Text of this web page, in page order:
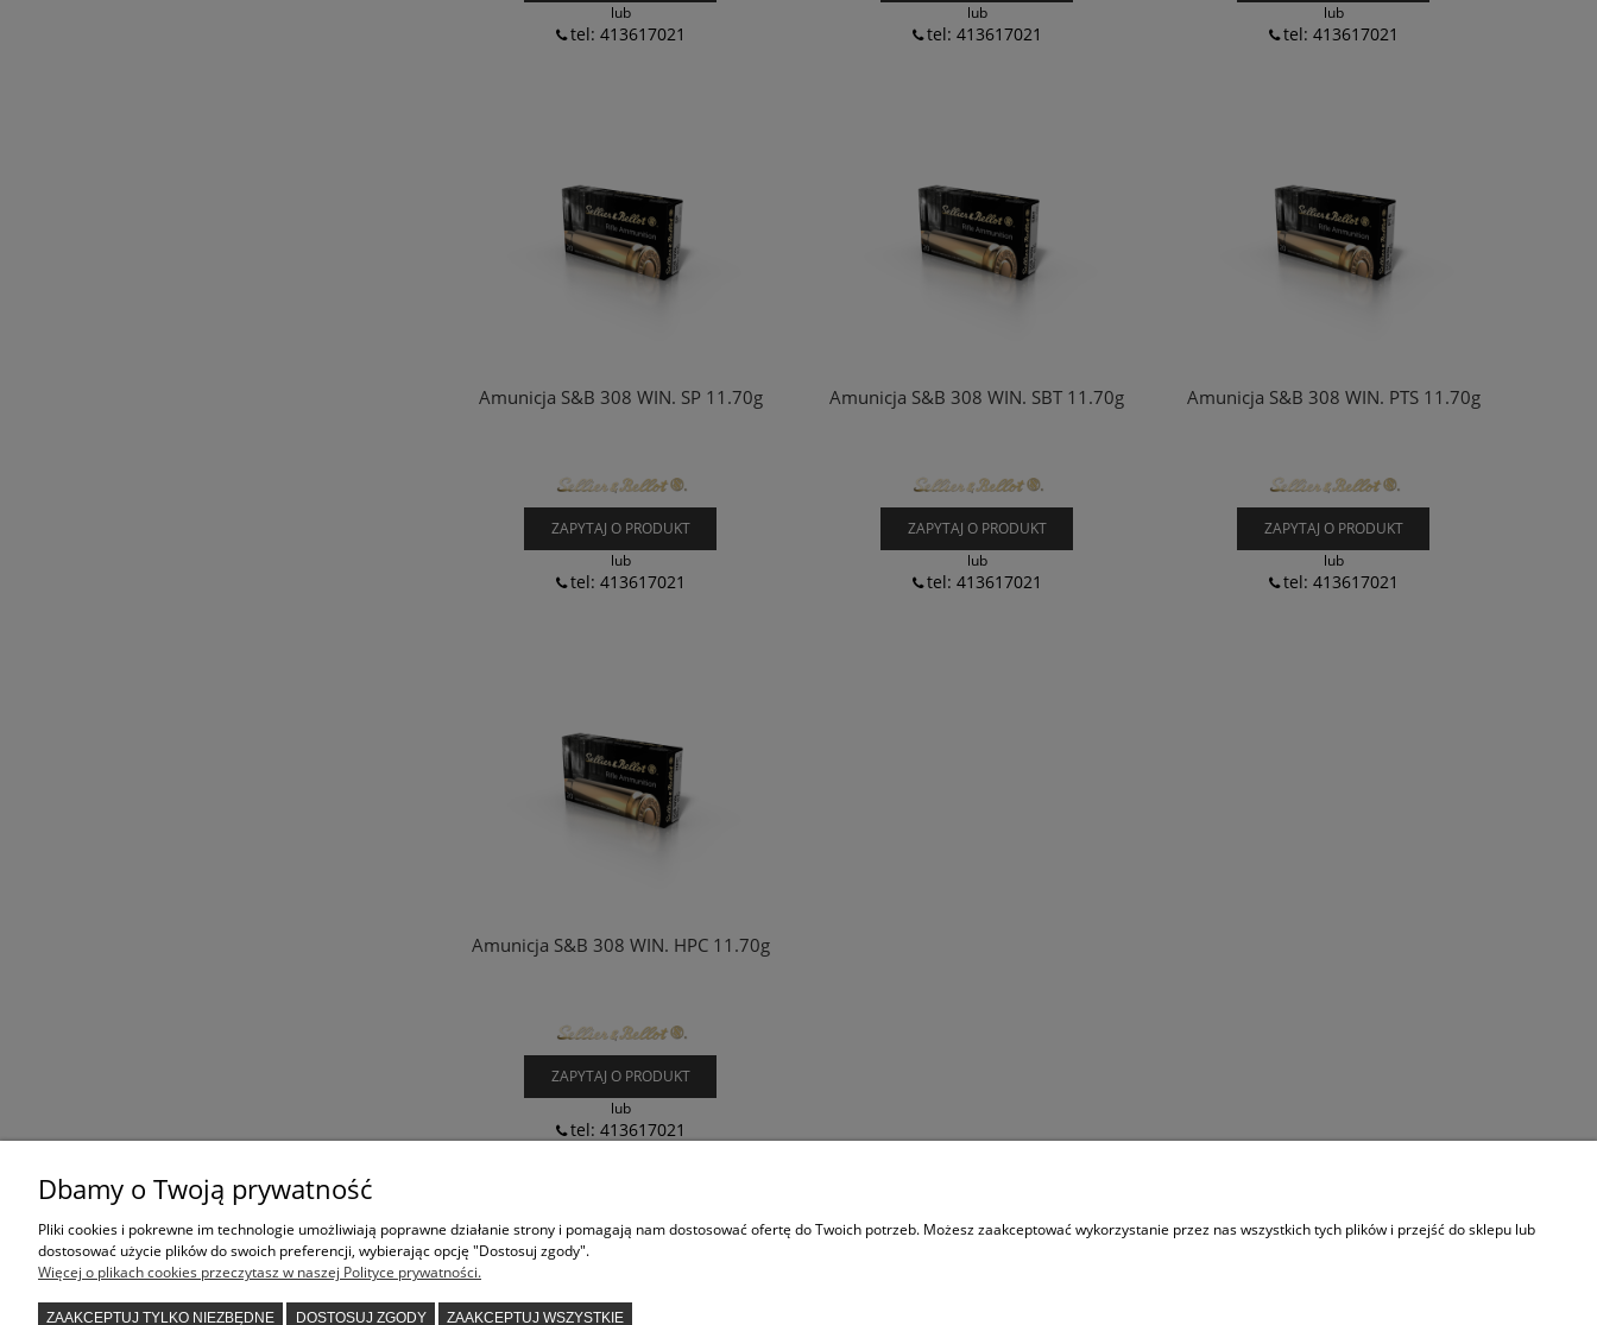
lub
tel: 413617021
lub
tel: 413617021
lub
tel: 413617021
Amunicja S&B 308 WIN. SP 11.70g
ZAPYTAJ O PRODUKT
lub
tel: 413617021
Amunicja S&B 308 WIN. SBT 11.70g
ZAPYTAJ O PRODUKT
lub
tel: 413617021
Amunicja S&B 308 WIN. PTS 11.70g
ZAPYTAJ O PRODUKT
lub
tel: 413617021
Amunicja S&B 308 WIN. HPC 11.70g
ZAPYTAJ O PRODUKT
lub
tel: 413617021
KONTAKT INFORMACJE
Dbamy o Twoją prywatność
Pliki cookies i pokrewne im technologie umożliwiają poprawne działanie strony i pomagają nam dostosować ofertę do Twoich potrzeb. Możesz zaakceptować wykorzystanie przez nas wszystkich tych plików i przejść do sklepu lub
dostosować użycie plików do swoich preferencji, wybierając opcję "Dostosuj zgody".
Więcej o plikach cookies przeczytasz w naszej Polityce prywatności.
ZAAKCEPTUJ TYLKO NIEZBĘDNE DOSTOSUJ ZGODY ZAAKCEPTUJ WSZYSTKIE